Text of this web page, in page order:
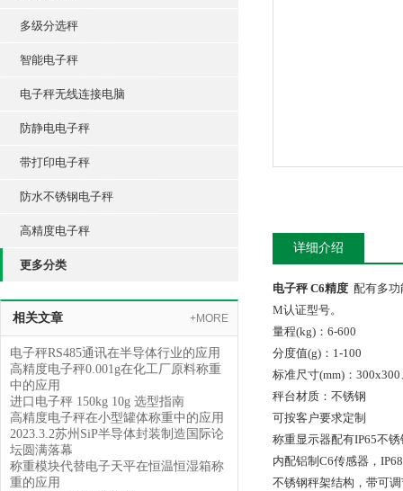
多级分选秤
智能电子秤
电子秤无线连接电脑
防静电电子秤
带打印电子秤
防水不锈钢电子秤
高精度电子秤
更多分类
相关文章 +MORE
电子秤RS485通讯在半导体行业的应用
高精度电子秤0.001g在化工厂原料称重
中的应用
进口电子秤 150kg 10g 选型指南
高精度电子秤在小型罐体称重中的应用
2023.3.2苏州SiP半导体封装制造国际论
坛圆满落幕
称重模块代替电子天平在恒温恒湿箱称
重的应用
详细介绍
电子秤 C6精度 配有多
M认证型号。
量程(kg)：6-600
分度值(g)：1-100
标准尺寸(mm)：
秤台材质：不锈钢
可按客户要求定制
称重显示器配有IP65不
内配铝制C6传感器，
不锈钢秤架结构，带可